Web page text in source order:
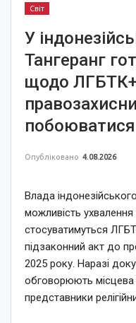
Світ
У
Тангеранг
щодо
Опубліковано 4.08.2026
Влада
можливість ухвалення
стосуватимуться
підзаконний акт до
2025 року. Наразі
обговорюють місцева
представники